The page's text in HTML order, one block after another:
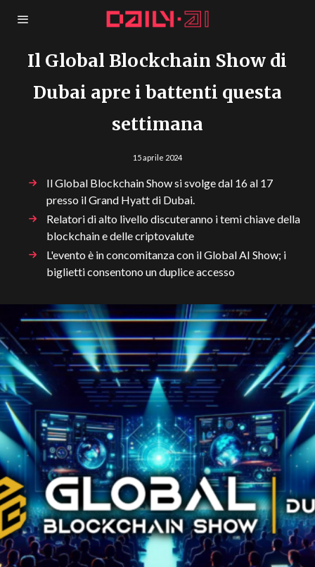
Il Global Blockchain Show di
Dubai apre i battenti questa
settimana
15 aprile 2024
Il Global Blockchain Show si svolge dal 16 al 17
presso il Grand Hyatt di Dubai.
Relatori di alto livello discuteranno i temi chiave della
blockchain e delle criptovalute
L'evento è in concomitanza con il Global AI Show; i
biglietti consentono un duplice accesso